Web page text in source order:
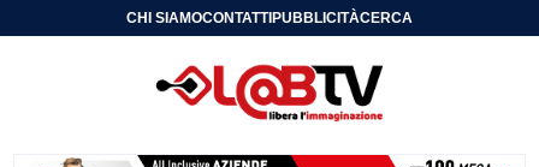
CHI SIAMOCONTATTIPUBBLICITÀCERCA